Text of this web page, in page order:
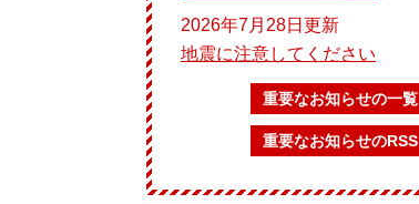
2026年7月28日更新
地震に注意してください
重要なお知らせの一覧
重要なお知らせのRSS